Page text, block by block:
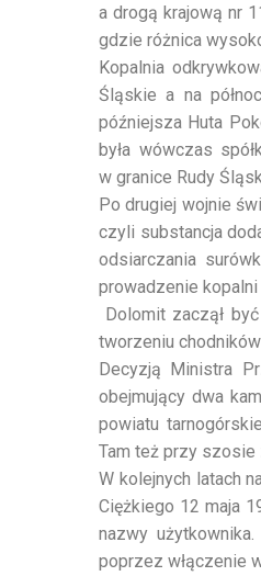
a drogą krajową nr
gdzie różnica
Kopalnia
Śląskie a na
późniejsza Huta
była wówczas
w granice Rudy
Po drugiej wojnie
czyli substancja
odsiarczania
prowadzenie kopalni
Dolomit zaczął
tworzeniu
Decyzją Ministra
obejmujący dwa
powiatu
Tam też przy szosie
W kolejnych latach
Ciężkiego 12 maja
nazwy
poprzez włączenie